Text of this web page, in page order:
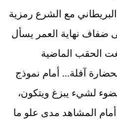
مع الشرع رمزية
نهاية العمر يسأل
الحقب الماضية
آفلة… أمام نموذج
لشيء يبزغ ويتكون،
أمام المشاهد مدى علو ما